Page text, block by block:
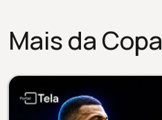
Mais da Copa